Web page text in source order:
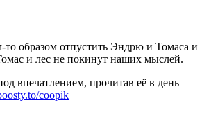
образом отпустить Эндрю и Томаса и
и лес не покинут наших мыслей.
впечатлением, прочитав её в день
coopik